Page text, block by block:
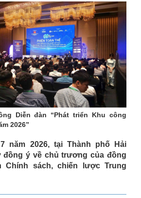
Diễn đàn “Phát triển Khu công
2026”
năm 2026, tại Thành phố Hải
đồng ý về chủ trương của đồng
Chính sách, chiến lược Trung